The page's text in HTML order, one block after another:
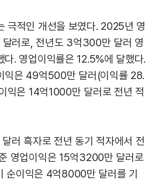
극적인 개선을 보였다. 2025년 영
러로, 전년도 3억300만 달러 영
다. 영업이익률은 12.5%에 달했다.
익은 49억500만 달러(이익률 28.
익은 14억1000만 달러로 전년 적
러 흑자로 전년 동기 적자에서 전
영업이익은 15억3200만 달러로
순이익은 4억8000만 달러를 기